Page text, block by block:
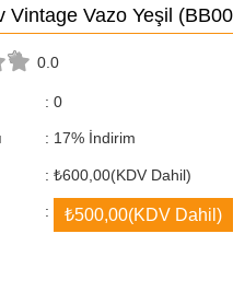
Vintage Vazo Yeşil
0.0
: 0
: %
17 İndirim
: ₺600,00(KDV Dahil)
: ₺500,00(KDV Dahil)